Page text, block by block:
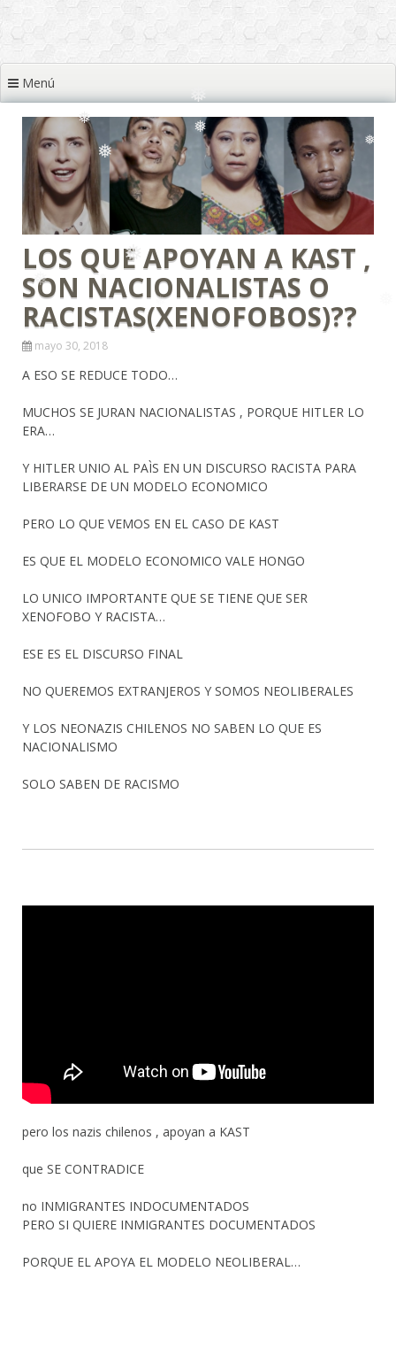
❅ ❅
❅
❅
❅ ❅
❅
❅ ❅
Menú
LOS QUE APOYAN A KAST ,
SON NACIONALISTAS O
RACISTAS(XENOFOBOS)??
mayo 30, 2018
A ESO SE REDUCE TODO…
MUCHOS SE JURAN NACIONALISTAS , PORQUE HITLER LO
ERA…
Y HITLER UNIO AL PAÌS EN UN DISCURSO RACISTA PARA
LIBERARSE DE UN MODELO ECONOMICO
PERO LO QUE VEMOS EN EL CASO DE KAST
ES QUE EL MODELO ECONOMICO VALE HONGO
LO UNICO IMPORTANTE QUE SE TIENE QUE SER
XENOFOBO Y RACISTA…
ESE ES EL DISCURSO FINAL
NO QUEREMOS EXTRANJEROS Y SOMOS NEOLIBERALES
Y LOS NEONAZIS CHILENOS NO SABEN LO QUE ES
NACIONALISMO
SOLO SABEN DE RACISMO
pero los nazis chilenos , apoyan a KAST
que SE CONTRADICE
no INMIGRANTES INDOCUMENTADOS
PERO SI QUIERE INMIGRANTES DOCUMENTADOS
PORQUE EL APOYA EL MODELO NEOLIBERAL…